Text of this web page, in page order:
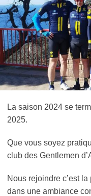
La saison 2024 se
2025.
Que vous soyez
club des Gentlemen
Nous rejoindre c’est
dans une ambiance